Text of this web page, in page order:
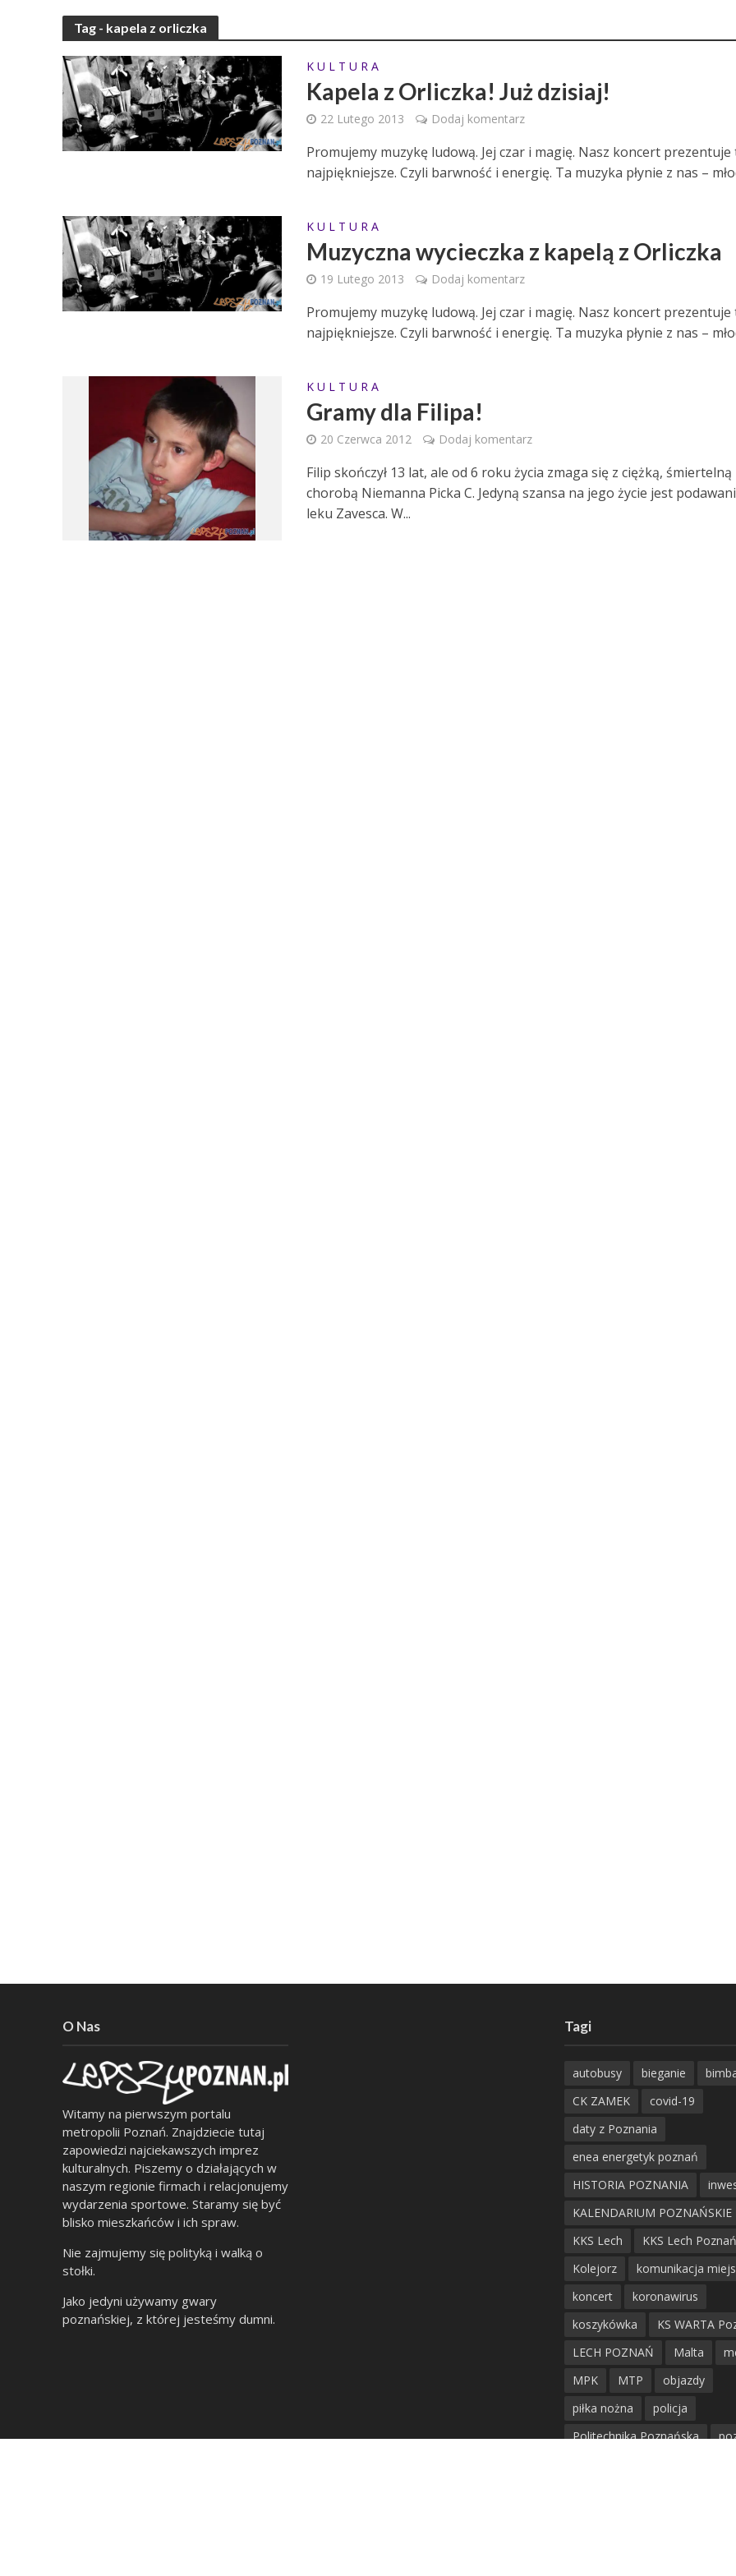
Tag - kapela z orliczka
K U L T U R A
Kapela z Orliczka! Już dzisiaj!
22 Lutego 2013 Dodaj komentarz
Promujemy muzykę ludową. Jej czar i magię. Nasz koncert prezentuje
najpiękniejsze. Czyli barwność i energię. Ta muzyka płynie z nas –
K U L T U R A
Muzyczna wycieczka z kapelą z Orliczka
19 Lutego 2013 Dodaj komentarz
Promujemy muzykę ludową. Jej czar i magię. Nasz koncert prezentuje
najpiękniejsze. Czyli barwność i energię. Ta muzyka płynie z nas –
K U L T U R A
Gramy dla Filipa!
20 Czerwca 2012 Dodaj komentarz
Filip skończył 13 lat, ale od 6 roku życia zmaga się z ciężką, śmiertelną
chorobą Niemanna Picka C. Jedyną szansa na jego życie jest
leku Zavesca. W...
O Nas
Witamy na pierwszym portalu
metropolii Poznań. Znajdziecie tutaj
zapowiedzi najciekawszych imprez
kulturalnych. Piszemy o działających w
naszym regionie firmach i relacjonujemy
wydarzenia sportowe. Staramy się być
blisko mieszkańców i ich spraw.
Nie zajmujemy się polityką i walką o
stołki.
Jako jedyni używamy gwary
poznańskiej, z której jesteśmy dumni.
Tagi
autobusy bieganie
CK ZAMEK
covid-19
daty z Poznania
enea energetyk poznań
HISTORIA POZNANIA
KALENDARIUM POZNAŃSKIE
KKS Lech
KKS Lech Poznań
Kolejorz
komunikacja
koncert
koronawirus
koszykówka
KS WARTA
LECH POZNAŃ
Malta
MPK
MTP
objazdy
piłka nożna
policja
Politechnika Poznańska